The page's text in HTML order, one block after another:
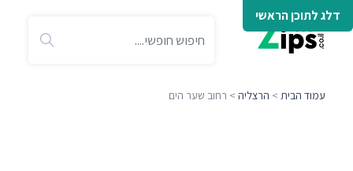
דלג לתוכן הראשי
עמוד הבית > הרצליה > רחוב שער הים